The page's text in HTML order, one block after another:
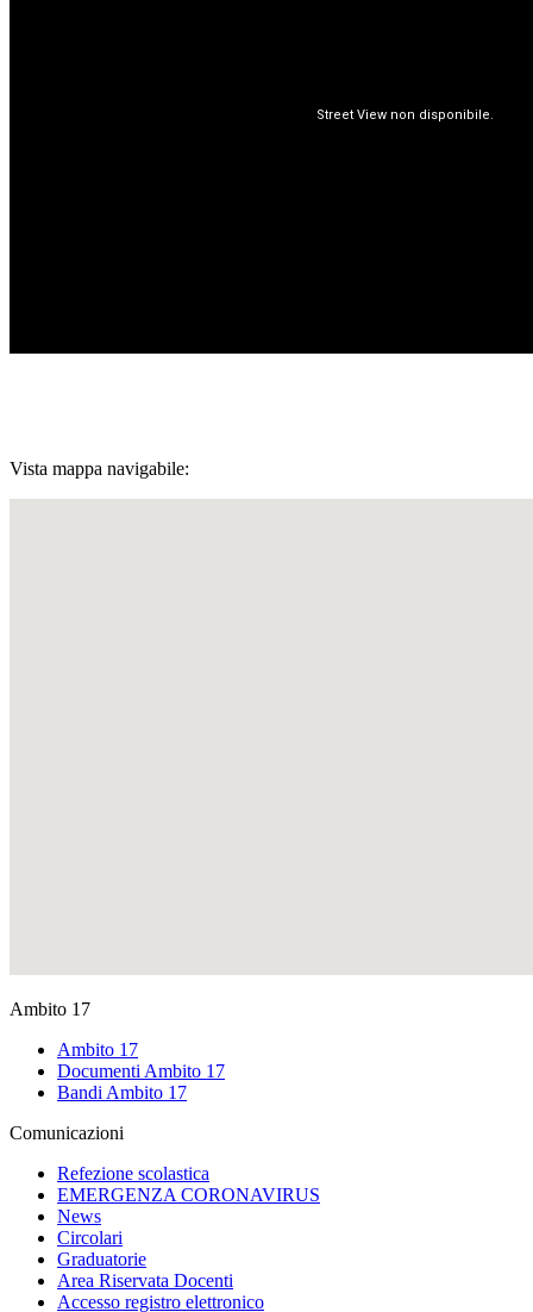
Vista mappa navigabile:
Ambito 17
Ambito 17
Documenti Ambito 17
Bandi Ambito 17
Comunicazioni
Refezione scolastica
EMERGENZA CORONAVIRUS
News
Circolari
Graduatorie
Area Riservata Docenti
Accesso registro elettronico